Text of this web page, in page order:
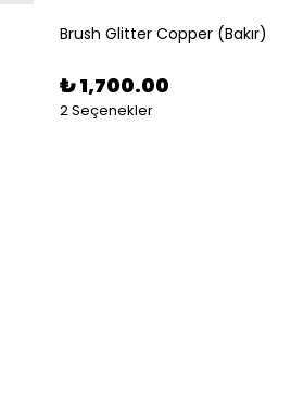
Brush Glitter Copper (Bakır)
₺ 1,700.00
2 Seçenekler